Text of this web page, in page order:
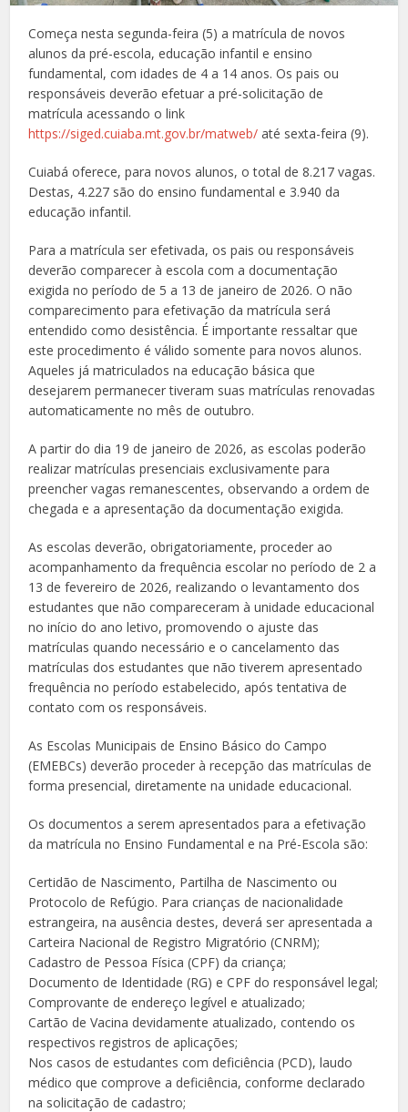
Começa nesta segunda-feira (5) a matrícula de novos
alunos da pré-escola, educação infantil e ensino
fundamental, com idades de 4 a 14 anos. Os pais ou
responsáveis deverão efetuar a pré-solicitação de
matrícula acessando o link
https://siged.cuiaba.mt.gov.br/matweb/ até sexta-feira (9).
Cuiabá oferece, para novos alunos, o total de 8.217 vagas.
Destas, 4.227 são do ensino fundamental e 3.940 da
educação infantil.
Para a matrícula ser efetivada, os pais ou responsáveis
deverão comparecer à escola com a documentação
exigida no período de 5 a 13 de janeiro de 2026. O não
comparecimento para efetivação da matrícula será
entendido como desistência. É importante ressaltar que
este procedimento é válido somente para novos alunos.
Aqueles já matriculados na educação básica que
desejarem permanecer tiveram suas matrículas renovadas
automaticamente no mês de outubro.
A partir do dia 19 de janeiro de 2026, as escolas poderão
realizar matrículas presenciais exclusivamente para
preencher vagas remanescentes, observando a ordem de
chegada e a apresentação da documentação exigida.
As escolas deverão, obrigatoriamente, proceder ao
acompanhamento da frequência escolar no período de 2 a
13 de fevereiro de 2026, realizando o levantamento dos
estudantes que não compareceram à unidade educacional
no início do ano letivo, promovendo o ajuste das
matrículas quando necessário e o cancelamento das
matrículas dos estudantes que não tiverem apresentado
frequência no período estabelecido, após tentativa de
contato com os responsáveis.
As Escolas Municipais de Ensino Básico do Campo
(EMEBCs) deverão proceder à recepção das matrículas de
forma presencial, diretamente na unidade educacional.
Os documentos a serem apresentados para a efetivação
da matrícula no Ensino Fundamental e na Pré-Escola são:
Certidão de Nascimento, Partilha de Nascimento ou
Protocolo de Refúgio. Para crianças de nacionalidade
estrangeira, na ausência destes, deverá ser apresentada a
Carteira Nacional de Registro Migratório (CNRM);
Cadastro de Pessoa Física (CPF) da criança;
Documento de Identidade (RG) e CPF do responsável legal;
Comprovante de endereço legível e atualizado;
Cartão de Vacina devidamente atualizado, contendo os
respectivos registros de aplicações;
Nos casos de estudantes com deficiência (PCD), laudo
médico que comprove a deficiência, conforme declarado
na solicitação de cadastro;